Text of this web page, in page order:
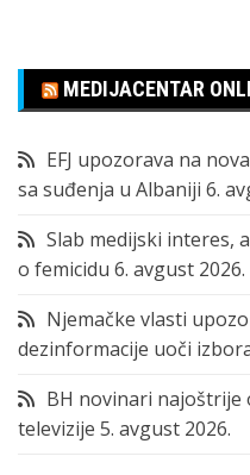
MEDIJACENTAR
EFJ upozorava na
sa suđenja u Albaniji 6.
Slab medijski interes,
o femicidu 6. avgust 2026.
Njemačke vlasti
dezinformacije uoči
BH novinari najoštrije
televizije 5. avgust 2026.